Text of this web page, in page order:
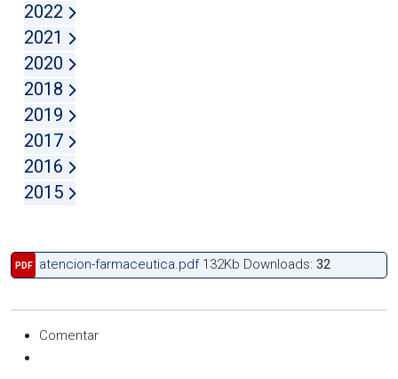
2022
2021
2020
2018
2019
2017
2016
2015
PDF atencion-farmaceutica.pdf 132Kb Downloads:32
Comentar